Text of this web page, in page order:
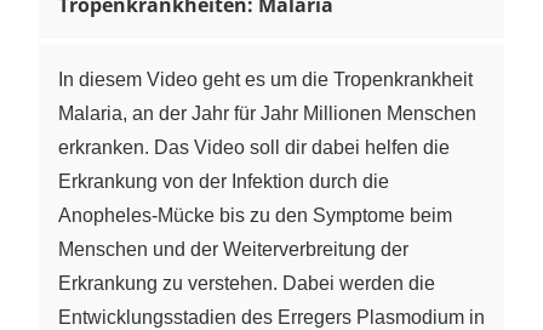
In diesem Video geht es um die Tropenkrankheit
Malaria, an der Jahr für Jahr Millionen Menschen
erkranken. Das Video soll dir dabei helfen die
Erkrankung von der Infektion durch die
Anopheles-Mücke bis zu den Symptome beim
Menschen und der Weiterverbreitung der
Erkrankung zu verstehen. Dabei werden die
Entwicklungsstadien des Erregers Plasmodium in